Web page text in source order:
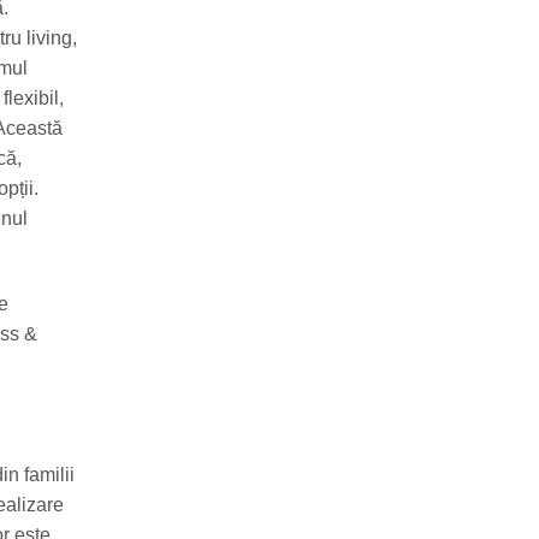
living,
&
familii
este